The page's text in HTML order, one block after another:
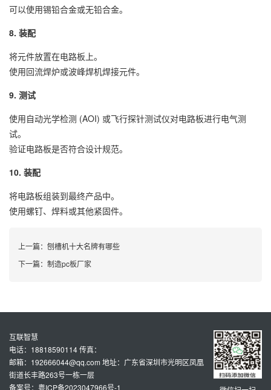
可以使用锡铅合金或无铅合金。
8. 装配
将元件放置在电路板上。
使用回流焊炉或波峰焊机焊接元件。
9. 测试
使用自动光学检测 (AOI) 或飞行探针测试仪对电路板进行电气测
试。
验证电路板是否符合设计规范。
10. 装配
将电路板组装到最终产品中。
使用螺钉、焊料或其他紧固件。
上一篇： 刨槽机十大名牌有哪些
下一篇： 制造pc板厂家
互联智慧
电话：18818590114 传真：
邮箱：192666044@qq.com 地址：广东省深圳市光明区凤凰
街道长丰路263号一栋一层
备案号：粤ICP备2023047966号-1